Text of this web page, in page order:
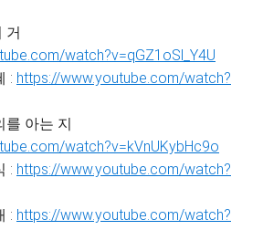
거
watch?v=qGZ1oSl_Y4U
: https://www.youtube.com/watch?
를 아는 지
watch?v=kVnUKybHc9o
: https://www.youtube.com/watch?
: https://www.youtube.com/watch?